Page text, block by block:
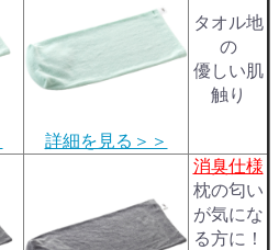
詳細を見る＞＞
タオル地
の
優しい肌
触り
消臭仕様
枕の匂い
が気にな
る方に！